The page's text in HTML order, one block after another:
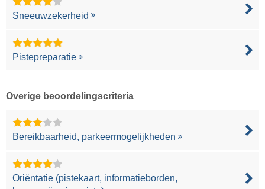
Sneeuwzekerheid
Pistepreparatie
Overige beoordelingscriteria
Bereikbaarheid, parkeermogelijkheden
Oriëntatie (pistekaart, informatieborden,